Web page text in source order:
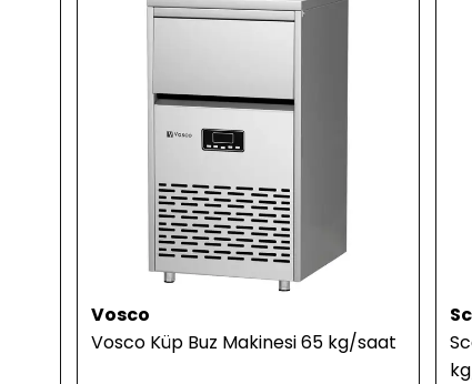
Vosco
Vosco Küp Buz Makinesi 65 kg/saat